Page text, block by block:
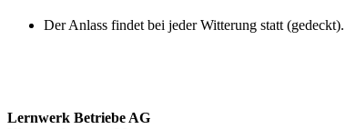
Der Anlass findet bei jeder Witterung statt (gedeckt).
Lernwerk Betriebe AG